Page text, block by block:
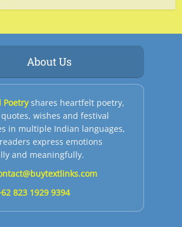
About Us
Poetryshares heartfelt poetry,
wishes and festival
in multiple Indian languages,
express emotions
and meaningfully.
823 1929 9394